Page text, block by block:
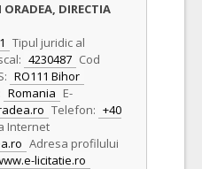
DIRECTIA
Tipul juridic al
4230487 Cod
RO111 Bihor
Romania E-
Telefon: +40
Internet
Adresa profilului
licitatie.ro